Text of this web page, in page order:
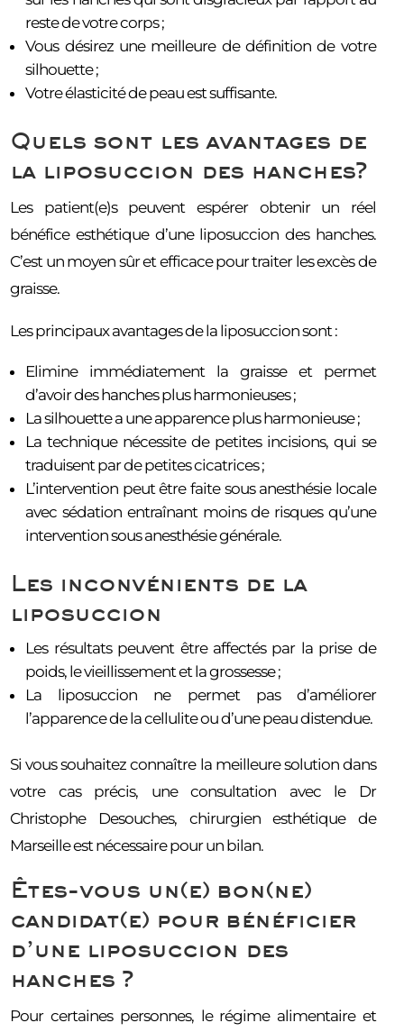
reste de votre corps ;
Vous désirez une meilleure de définition de votre
silhouette ;
Votre élasticité de peau est suffisante.
Quels sont les avantages de
la liposuccion des hanches?
Les patient(e)s peuvent espérer obtenir un réel
bénéfice esthétique d’une liposuccion des hanches.
C’est un moyen sûr et efficace pour traiter les excès de
graisse.
Les principaux avantages de la liposuccion sont :
Elimine immédiatement la graisse et permet
d’avoir des hanches plus harmonieuses ;
La silhouette a une apparence plus harmonieuse ;
La technique nécessite de petites incisions, qui se
traduisent par de petites cicatrices ;
L’intervention peut être faite sous anesthésie locale
avec sédation entraînant moins de risques qu’une
intervention sous anesthésie générale.
Les inconvénients de la
liposuccion
Les résultats peuvent être affectés par la prise de
poids, le vieillissement et la grossesse ;
La liposuccion ne permet pas d’améliorer
l’apparence de la cellulite ou d’une peau distendue.
Si vous souhaitez connaître la meilleure solution dans
votre cas précis, une consultation avec le Dr
Christophe Desouches, chirurgien esthétique de
Marseille est nécessaire pour un bilan.
Êtes-vous un(e) bon(ne)
candidat(e) pour bénéficier
d’une liposuccion des
hanches ?
Pour certaines personnes, le régime alimentaire et